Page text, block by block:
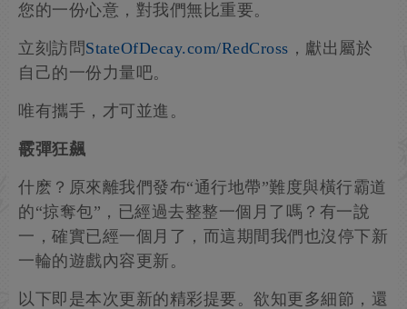
您的一份心意，對我們無比重要。
立刻訪問StateOfDecay.com/RedCross ，獻出屬於
自己的一份力量吧。
唯有攜手，才可並進。
霰彈狂飆
什麽？原來離我們發布“通行地帶”難度與橫行霸道
的“掠奪包”，已經過去整整一個月了嗎？有一說
一，確實已經一個月了，而這期間我們也沒停下新
一輪的遊戲內容更新。
以下即是本次更新的精彩提要。欲知更多細節，還